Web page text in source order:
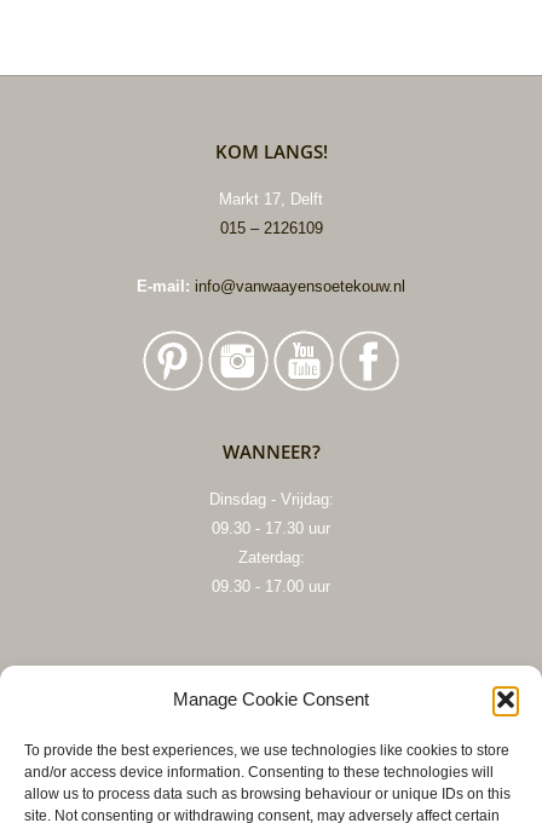
Manage Cookie Consent
To provide the best experiences, we use technologies like cookies to store
and/or access device information. Consenting to these technologies will
allow us to process data such as browsing behaviour or unique IDs on this
site. Not consenting or withdrawing consent, may adversely affect certain
KOM LANGS!
Markt 17, Delft
015 – 2126109
E-mail: info@vanwaayensoetekouw.nl
WANNEER?
Dinsdag - Vrijdag:
09.30 - 17.30 uur
Zaterdag:
09.30 - 17.00 uur